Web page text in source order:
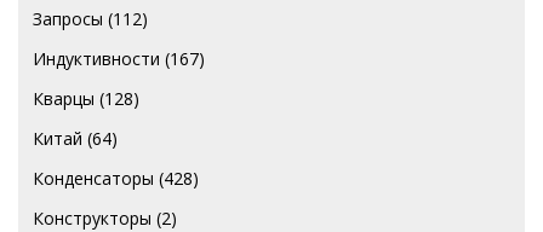
Запросы (112)
Индуктивности (167)
Кварцы (128)
Китай (64)
Конденсаторы (428)
Конструкторы (2)